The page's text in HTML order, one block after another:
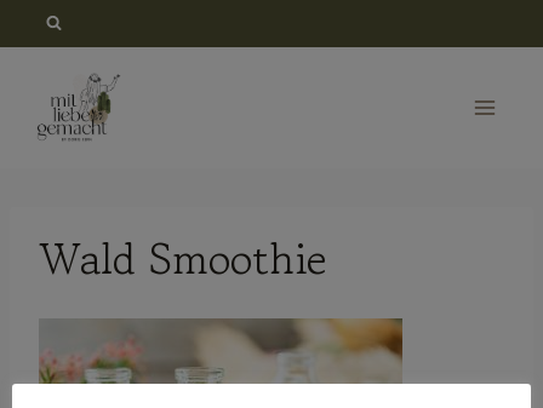
springen
Wald Smoothie